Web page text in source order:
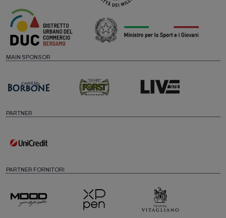
MAIN SPONSOR
PARTNER
PARTNER FORNITORI